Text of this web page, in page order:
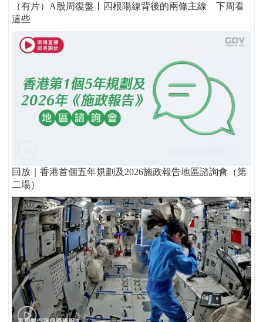
（有片）A股周復盤丨四根陽線背後的兩條主線 下周看
這些
回放｜香港首個五年規劃及2026施政報告地區諮詢會（第
二場）